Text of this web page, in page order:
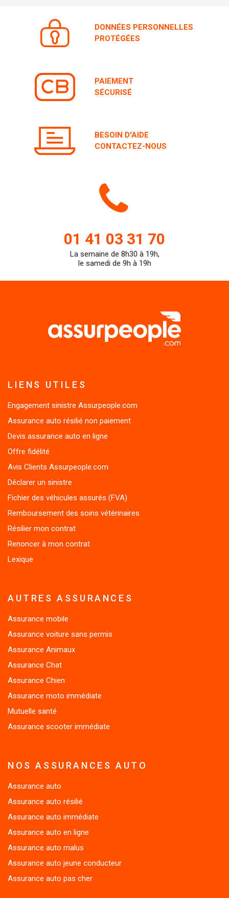
PROTÉGÉES
SÉCURISÉ
CONTACTEZ-NOUS
de
La semaine de 8h30 à 19h,
le samedi de 9h à 19h
Assurance auto résilié non paiement
Devis assurance auto en ligne
Offre fidélité
Avis Clients Assurpeople.com
Déclarer un sinistre
Fichier des véhicules assurés (FVA)
Remboursement des soins vétérinaires
Résilier mon contrat
Renoncer à mon contrat
Lexique
Assurance voiture sans permis
Assurance Animaux
Assurance Chat
Assurance Chien
Assurance moto immédiate
Mutuelle santé
Assurance scooter immédiate
Assurance auto résilié
Assurance auto immédiate
Assurance auto en ligne
Assurance auto malus
Assurance auto jeune conducteur
Assurance auto pas cher